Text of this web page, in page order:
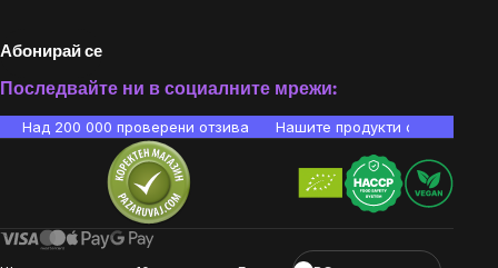
Абонирай се
Последвайте ни в социалните мрежи:
Над 200 000 проверени отзива Нашите продукти са